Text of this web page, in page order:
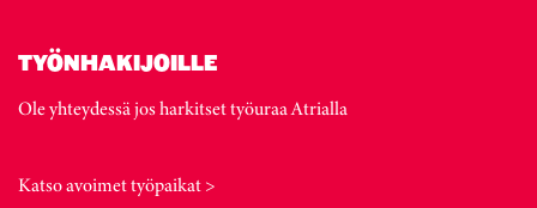
TYÖNHAKIJOILLE
Ole yhteydessä jos harkitset työuraa Atrialla
Katso avoimet työpaikat >